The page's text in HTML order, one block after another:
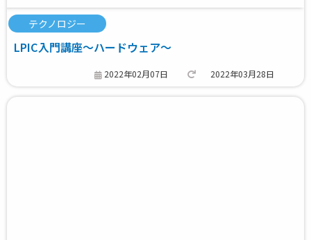
テクノロジー
LPIC入門講座～ハードウェア～
2022年02月07日 2022年03月28日